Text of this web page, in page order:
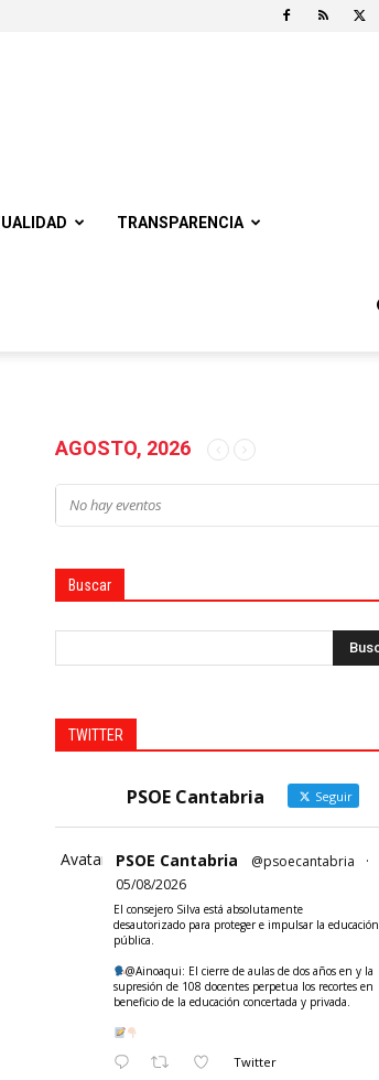
TRANSPARENCIA
AGOSTO, 2026
No hay eventos
Buscar
TWITTER
PSOE Cantabria Seguir
Avatar PSOE Cantabria @psoecantabria
·
05/08/2026
El consejero Silva está absolutamente
desautorizado para proteger e impulsar la educación
pública.
@Ainoaqui: El cierre de aulas de dos años en y la
supresión de 108 docentes perpetua los recortes en
beneficio de la educación concertada y privada.
Twitter